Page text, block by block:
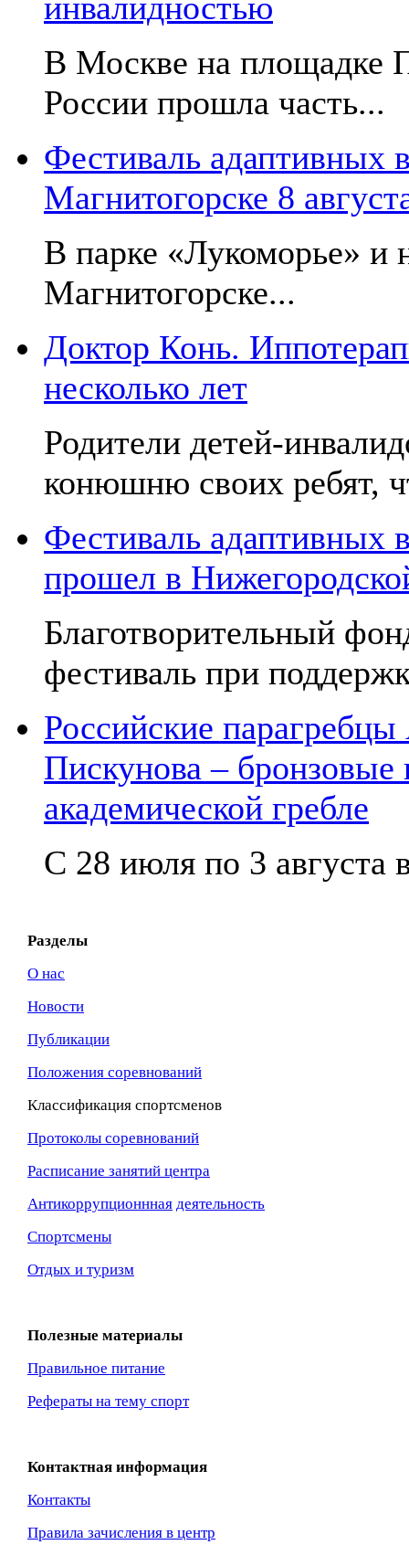
В Москве на площадке
России прошла часть...
Фестиваль адаптивных
Магнитогорске 8
В парке «Лукоморье» и
Магнитогорске...
Доктор Конь.
несколько лет
Родители детей-
конюшню своих ребят,
Фестиваль адаптивных
прошел в
Благотворительный
фестиваль при
Российские
Пискунова –
академической гребле
С 28 июля по 3 августа
Разделы
О нас
Новости
Публикации
Положения соревнований
Классификация спортсменов
Протоколы соревнований
Расписание занятий центра
Антикоррупционнная деятельность
Спортсмены
Отдых и туризм
Полезные материалы
Правильное питание
Рефераты на тему спорт
Контактная информация
Контакты
Правила зачисления в центр